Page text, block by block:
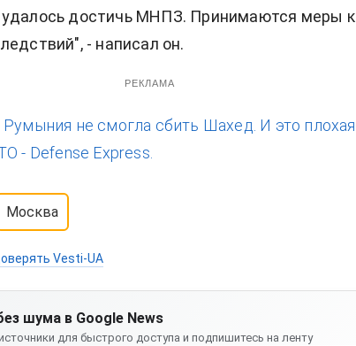
удалось достичь МНПЗ. Принимаются меры к
- написал он.
РЕКЛАМА
Румыния не смогла сбить Шахед. И это плохая
- Defense Express.
Москва
Vesti-UA
шума в Google News
для быстрого доступа и подпишитесь на ленту